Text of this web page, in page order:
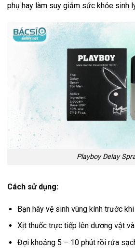
phụ hay làm suy giảm sức khỏe sinh
Playboy Delay
Cách sử dụng:
Bạn hãy vệ sinh vùng kính trước
Xịt thuốc trực tiếp lên dương vật
Đợi khoảng 5 – 10 phút rồi rửa